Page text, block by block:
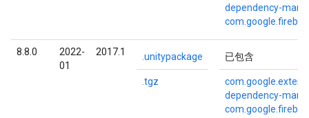
dependency-
8.8.0
2022-
01
2017.1 .unitypackage
.tgz
已包含
dependency-